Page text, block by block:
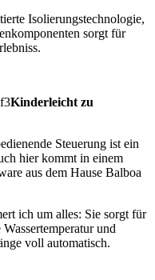
Isolierungstechnologie,
sorgt für
Kinderleicht zu
Steuerung ist ein
hier kommt in einem
aus dem Hause Balboa
ich um alles: Sie sorgt für
und
voll automatisch.